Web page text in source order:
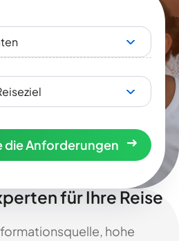
die Anforderungen
für Ihre Reise
hohe